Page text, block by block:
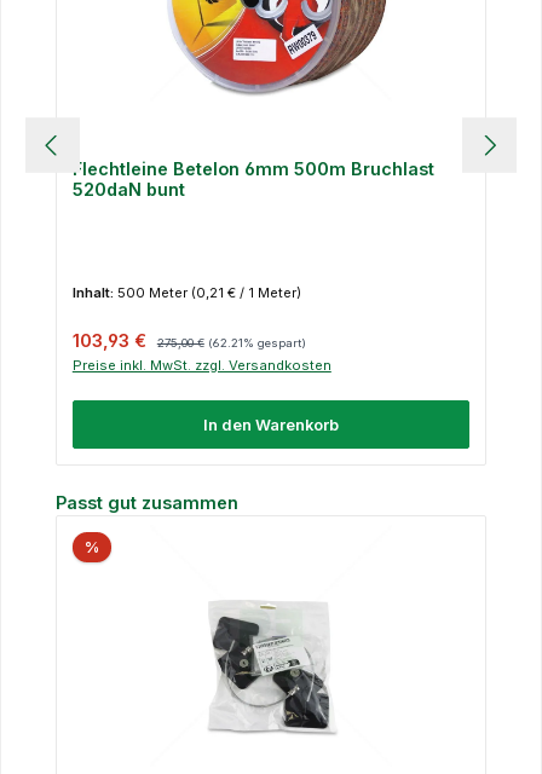
Flechtleine Betelon 6mm 500m Bruchlast
520daN bunt
Inhalt: 500 Meter (0,21 € / 1 Meter)
Verkaufspreis:
103,93 € 275,00 € (62.21% gespart)
Preise inkl. MwSt. zzgl. Versandkosten
In den Warenkorb
Produktgalerie überspringen
Passt gut zusammen
%